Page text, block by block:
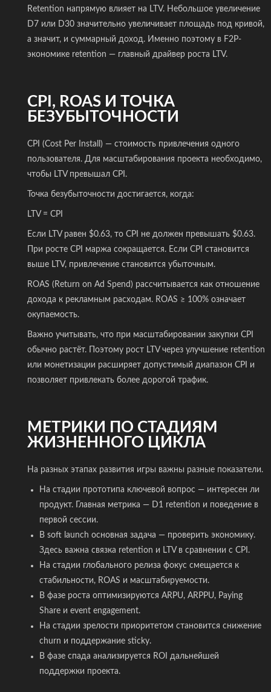
Retention напрямую влияет на LTV. Небольшое увеличение
D7 или D30 значительно увеличивает площадь под кривой,
а значит, и суммарный доход. Именно поэтому в F2P-
экономике retention — главный драйвер роста LTV.
CPI, ROAS И ТОЧКА
БЕЗУБЫТОЧНОСТИ
CPI (Cost Per Install) — стоимость привлечения одного
пользователя. Для масштабирования проекта необходимо,
чтобы LTV превышал CPI.
Точка безубыточности достигается, когда:
LTV = CPI
Если LTV равен $0.63, то CPI не должен превышать $0.63.
При росте CPI маржа сокращается. Если CPI становится
выше LTV, привлечение становится убыточным.
ROAS (Return on Ad Spend) рассчитывается как отношение
дохода к рекламным расходам. ROAS ≥ 100% означает
окупаемость.
Важно учитывать, что при масштабировании закупки CPI
обычно растёт. Поэтому рост LTV через улучшение retention
или монетизации расширяет допустимый диапазон CPI и
позволяет привлекать более дорогой трафик.
МЕТРИКИ ПО СТАДИЯМ
ЖИЗНЕННОГО ЦИКЛА
На разных этапах развития игры важны разные показатели.
На стадии прототипа ключевой вопрос — интересен ли
продукт. Главная метрика — D1 retention и поведение в
первой сессии.
В soft launch основная задача — проверить экономику.
Здесь важна связка retention и LTV в сравнении с CPI.
На стадии глобального релиза фокус смещается к
стабильности, ROAS и масштабируемости.
В фазе роста оптимизируются ARPU, ARPPU, Paying
Share и event engagement.
На стадии зрелости приоритетом становится снижение
churn и поддержание sticky.
В фазе спада анализируется ROI дальнейшей
поддержки проекта.